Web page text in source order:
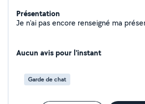
Présentation
Je n'ai pas encore
Aucun avis pour l'instant
Garde de chat